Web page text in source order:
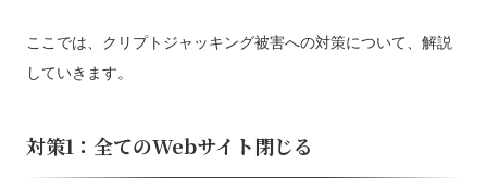
ここでは、クリプトジャッキング被害への対策について、解説
していきます。
対策1：全てのWebサイト閉じる